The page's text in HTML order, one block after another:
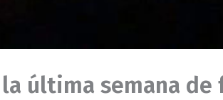
última semana de